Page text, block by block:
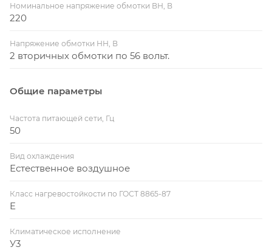
Номинальное напряжение обмотки ВН, В
220
Напряжение обмотки НН, В
2 вторичных обмотки по 56 вольт.
Общие параметры
Частота питающей сети, Гц
50
Вид охлаждения
Естественное воздушное
Класс нагревостойкости по ГОСТ 8865-87
E
Климатическое исполнение
У3